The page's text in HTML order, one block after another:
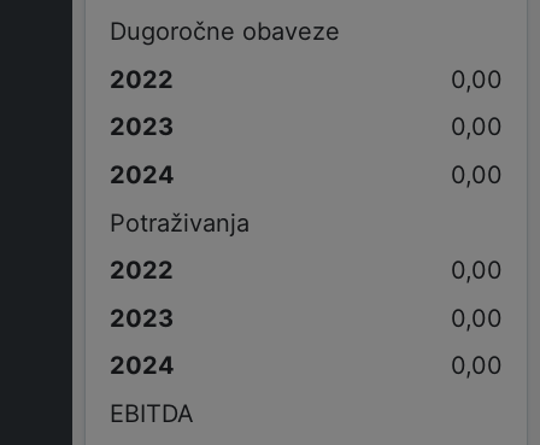
Dugoročne obaveze
0,00
0,00
0,00
Potraživanja
0,00
0,00
0,00
EBITDA